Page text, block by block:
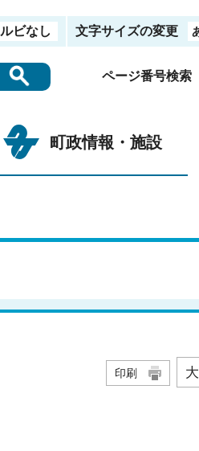
ルビなし 文字サイズの変更
ページ番号検索
町政情報・施設
印刷